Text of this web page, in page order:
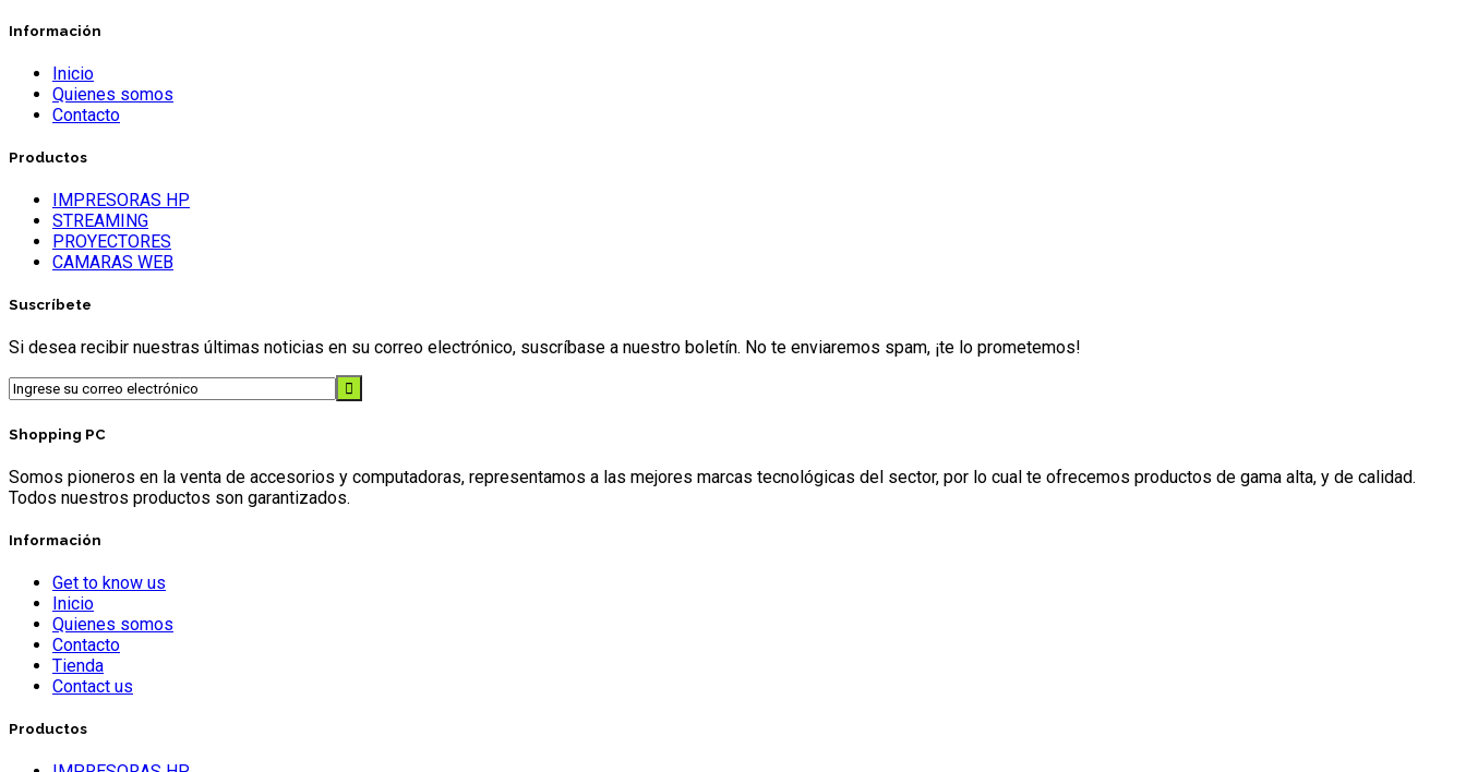
Información
Inicio
Quienes somos
Contacto
Productos
IMPRESORAS HP
STREAMING
PROYECTORES
CAMARAS WEB
Suscríbete
Si desea recibir nuestras últimas noticias en su correo electrónico, suscríbase a nuestro boletín. No te enviaremos spam, ¡te lo prometemos!
Shopping PC
Somos pioneros en la venta de accesorios y computadoras, representamos a las mejores marcas tecnológicas del sector, por lo cual te ofrecemos productos de gama alta, y de calidad.
Todos nuestros productos son garantizados.
Información
Get to know us
Inicio
Quienes somos
Contacto
Tienda
Contact us
Productos